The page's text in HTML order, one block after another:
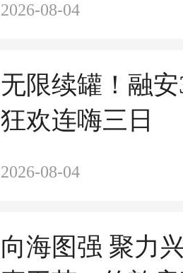
2026-08-04
无限续罐！融
狂欢连嗨三日
2026-08-04
向海图强 聚力